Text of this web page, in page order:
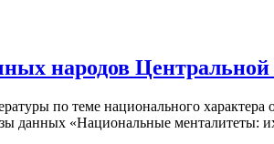
народов
по теме национального
данных «Национальные менталитеты: